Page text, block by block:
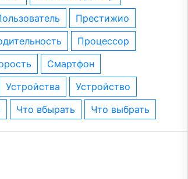
пользователь
престижио
процессор
смартфон
устройства
устройство
что вбырать что выбрать